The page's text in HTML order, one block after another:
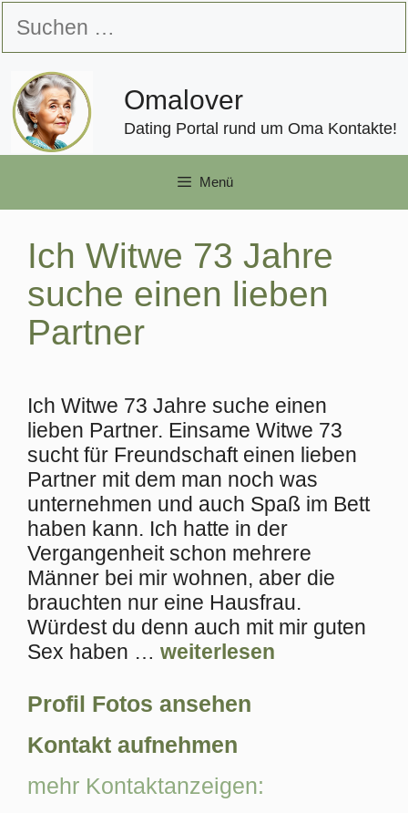
Zum
Inhalt
springen
nach:
Omalover
Dating Portal rund um Oma Kontakte!
Menü
Ich Witwe 73 Jahre
suche einen lieben
Partner
Ich Witwe 73 Jahre suche einen
lieben Partner. Einsame Witwe 73
sucht für Freundschaft einen lieben
Partner mit dem man noch was
unternehmen und auch Spaß im Bett
haben kann. Ich hatte in der
Vergangenheit schon mehrere
Männer bei mir wohnen, aber die
brauchten nur eine Hausfrau.
Würdest du denn auch mit mir guten
Sex haben … weiterlesen
Profil Fotos ansehen
Kontakt aufnehmen
mehr Kontaktanzeigen: